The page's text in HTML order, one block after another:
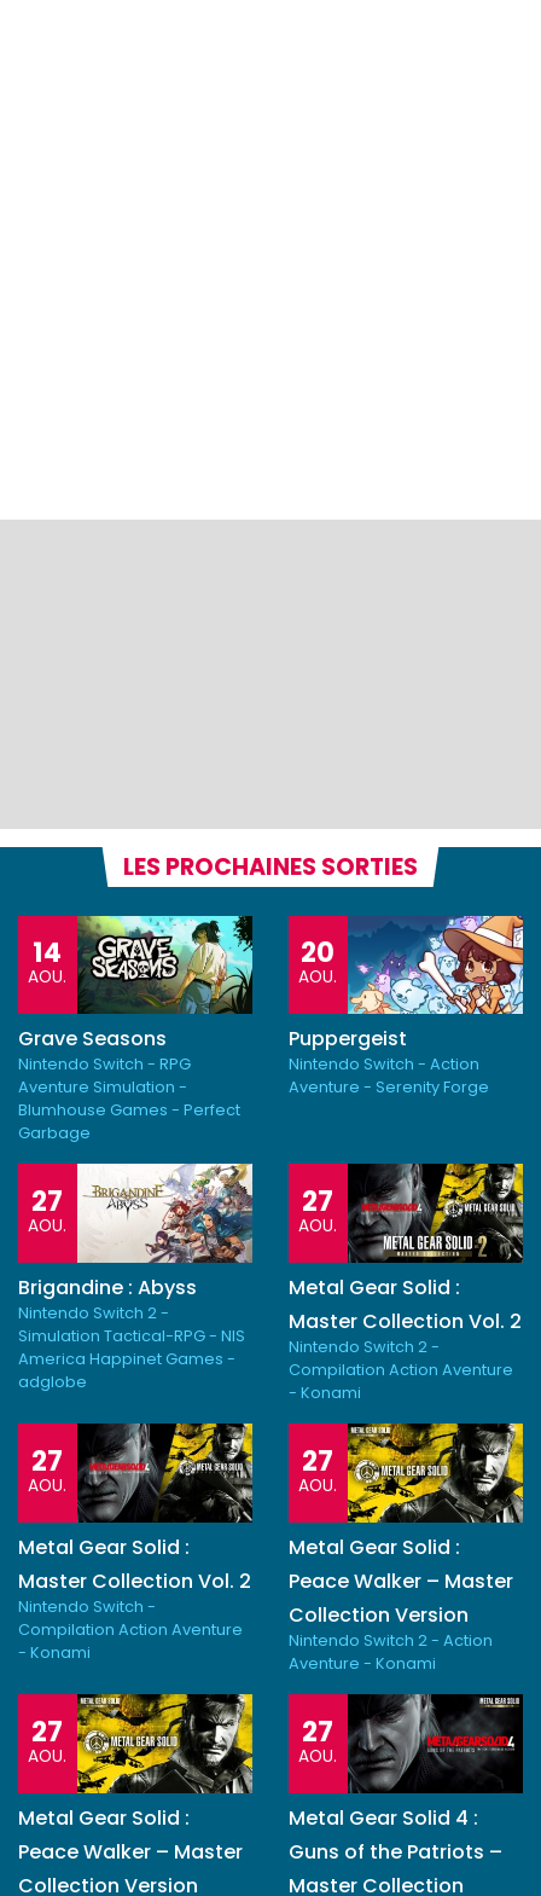
LES PROCHAINES SORTIES
14
AOU.
Grave Seasons
Nintendo Switch - RPG
Aventure Simulation -
Blumhouse Games - Perfect
Garbage
20
AOU.
Puppergeist
Nintendo Switch - Action
Aventure - Serenity Forge
27
AOU.
Brigandine : Abyss
Nintendo Switch 2 -
Simulation Tactical-RPG - NIS
America Happinet Games -
adglobe
27
AOU.
Metal Gear Solid :
Master Collection Vol. 2
Nintendo Switch 2 -
Compilation Action Aventure
- Konami
27
AOU.
Metal Gear Solid :
Master Collection Vol. 2
Nintendo Switch -
Compilation Action Aventure
- Konami
27
AOU.
Metal Gear Solid :
Peace Walker – Master
Collection Version
Nintendo Switch 2 - Action
Aventure - Konami
27
AOU.
Metal Gear Solid :
Peace Walker – Master
Collection Version
27
AOU.
Metal Gear Solid 4 :
Guns of the Patriots –
Master Collection